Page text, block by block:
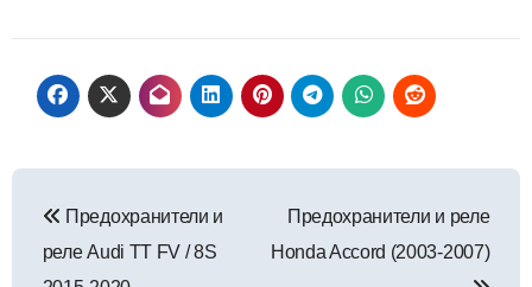
по
Предохранители и
реле Audi TT FV / 8S
Предохранители и реле
Honda Accord (2003-2007)